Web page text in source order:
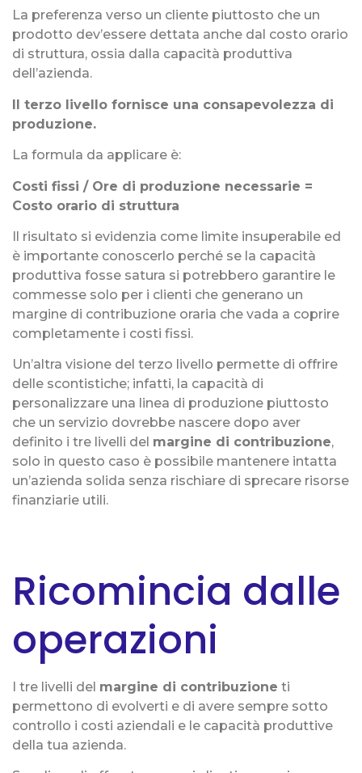
La preferenza verso un cliente piuttosto che un
prodotto dev’essere dettata anche dal costo orario
di struttura, ossia dalla capacità produttiva
dell’azienda.
Il terzo livello fornisce una consapevolezza di
produzione.
La formula da applicare è:
Costi fissi / Ore di produzione necessarie =
Costo orario di struttura
Il risultato si evidenzia come limite insuperabile ed
è importante conoscerlo perché se la capacità
produttiva fosse satura si potrebbero garantire le
commesse solo per i clienti che generano un
margine di contribuzione oraria che vada a coprire
completamente i costi fissi.
Un’altra visione del terzo livello permette di offrire
delle scontistiche; infatti, la capacità di
personalizzare una linea di produzione piuttosto
che un servizio dovrebbe nascere dopo aver
definito i tre livelli del margine di contribuzione,
solo in questo caso è possibile mantenere intatta
un’azienda solida senza rischiare di sprecare risorse
finanziarie utili.
Ricomincia dalle
operazioni
I tre livelli del margine di contribuzione ti
permettono di evolverti e di avere sempre sotto
controllo i costi aziendali e le capacità produttive
della tua azienda.